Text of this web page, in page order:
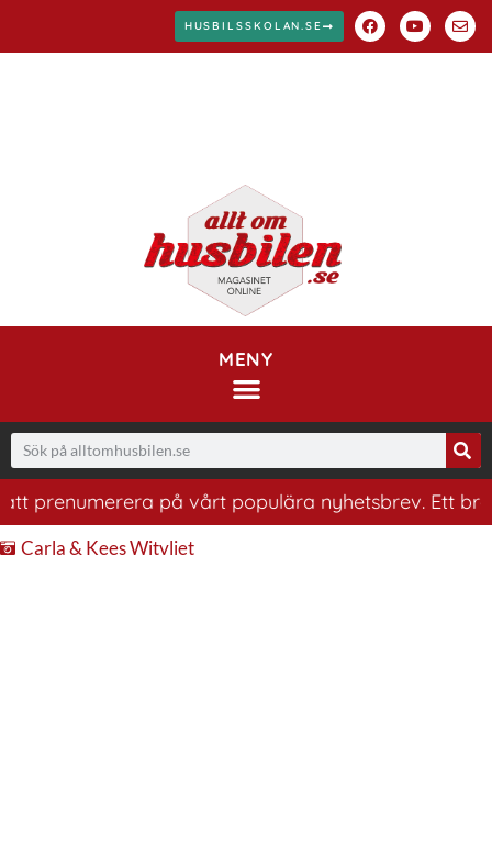
HUSBILSSKOLAN.SE
MENY
på vårt populära nyhetsbrev. Ett bra sätt
Carla & Kees Witvliet